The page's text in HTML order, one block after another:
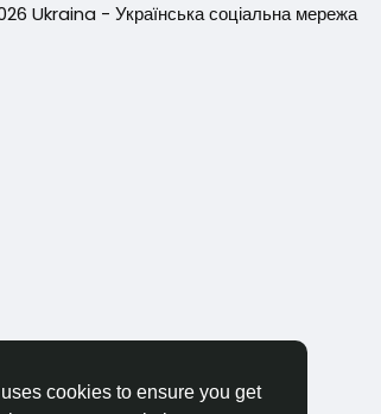
cookies to ensure you get
Ukraina - Українська соціальна мережа